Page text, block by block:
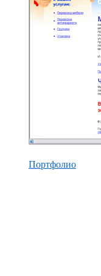
Портфолио